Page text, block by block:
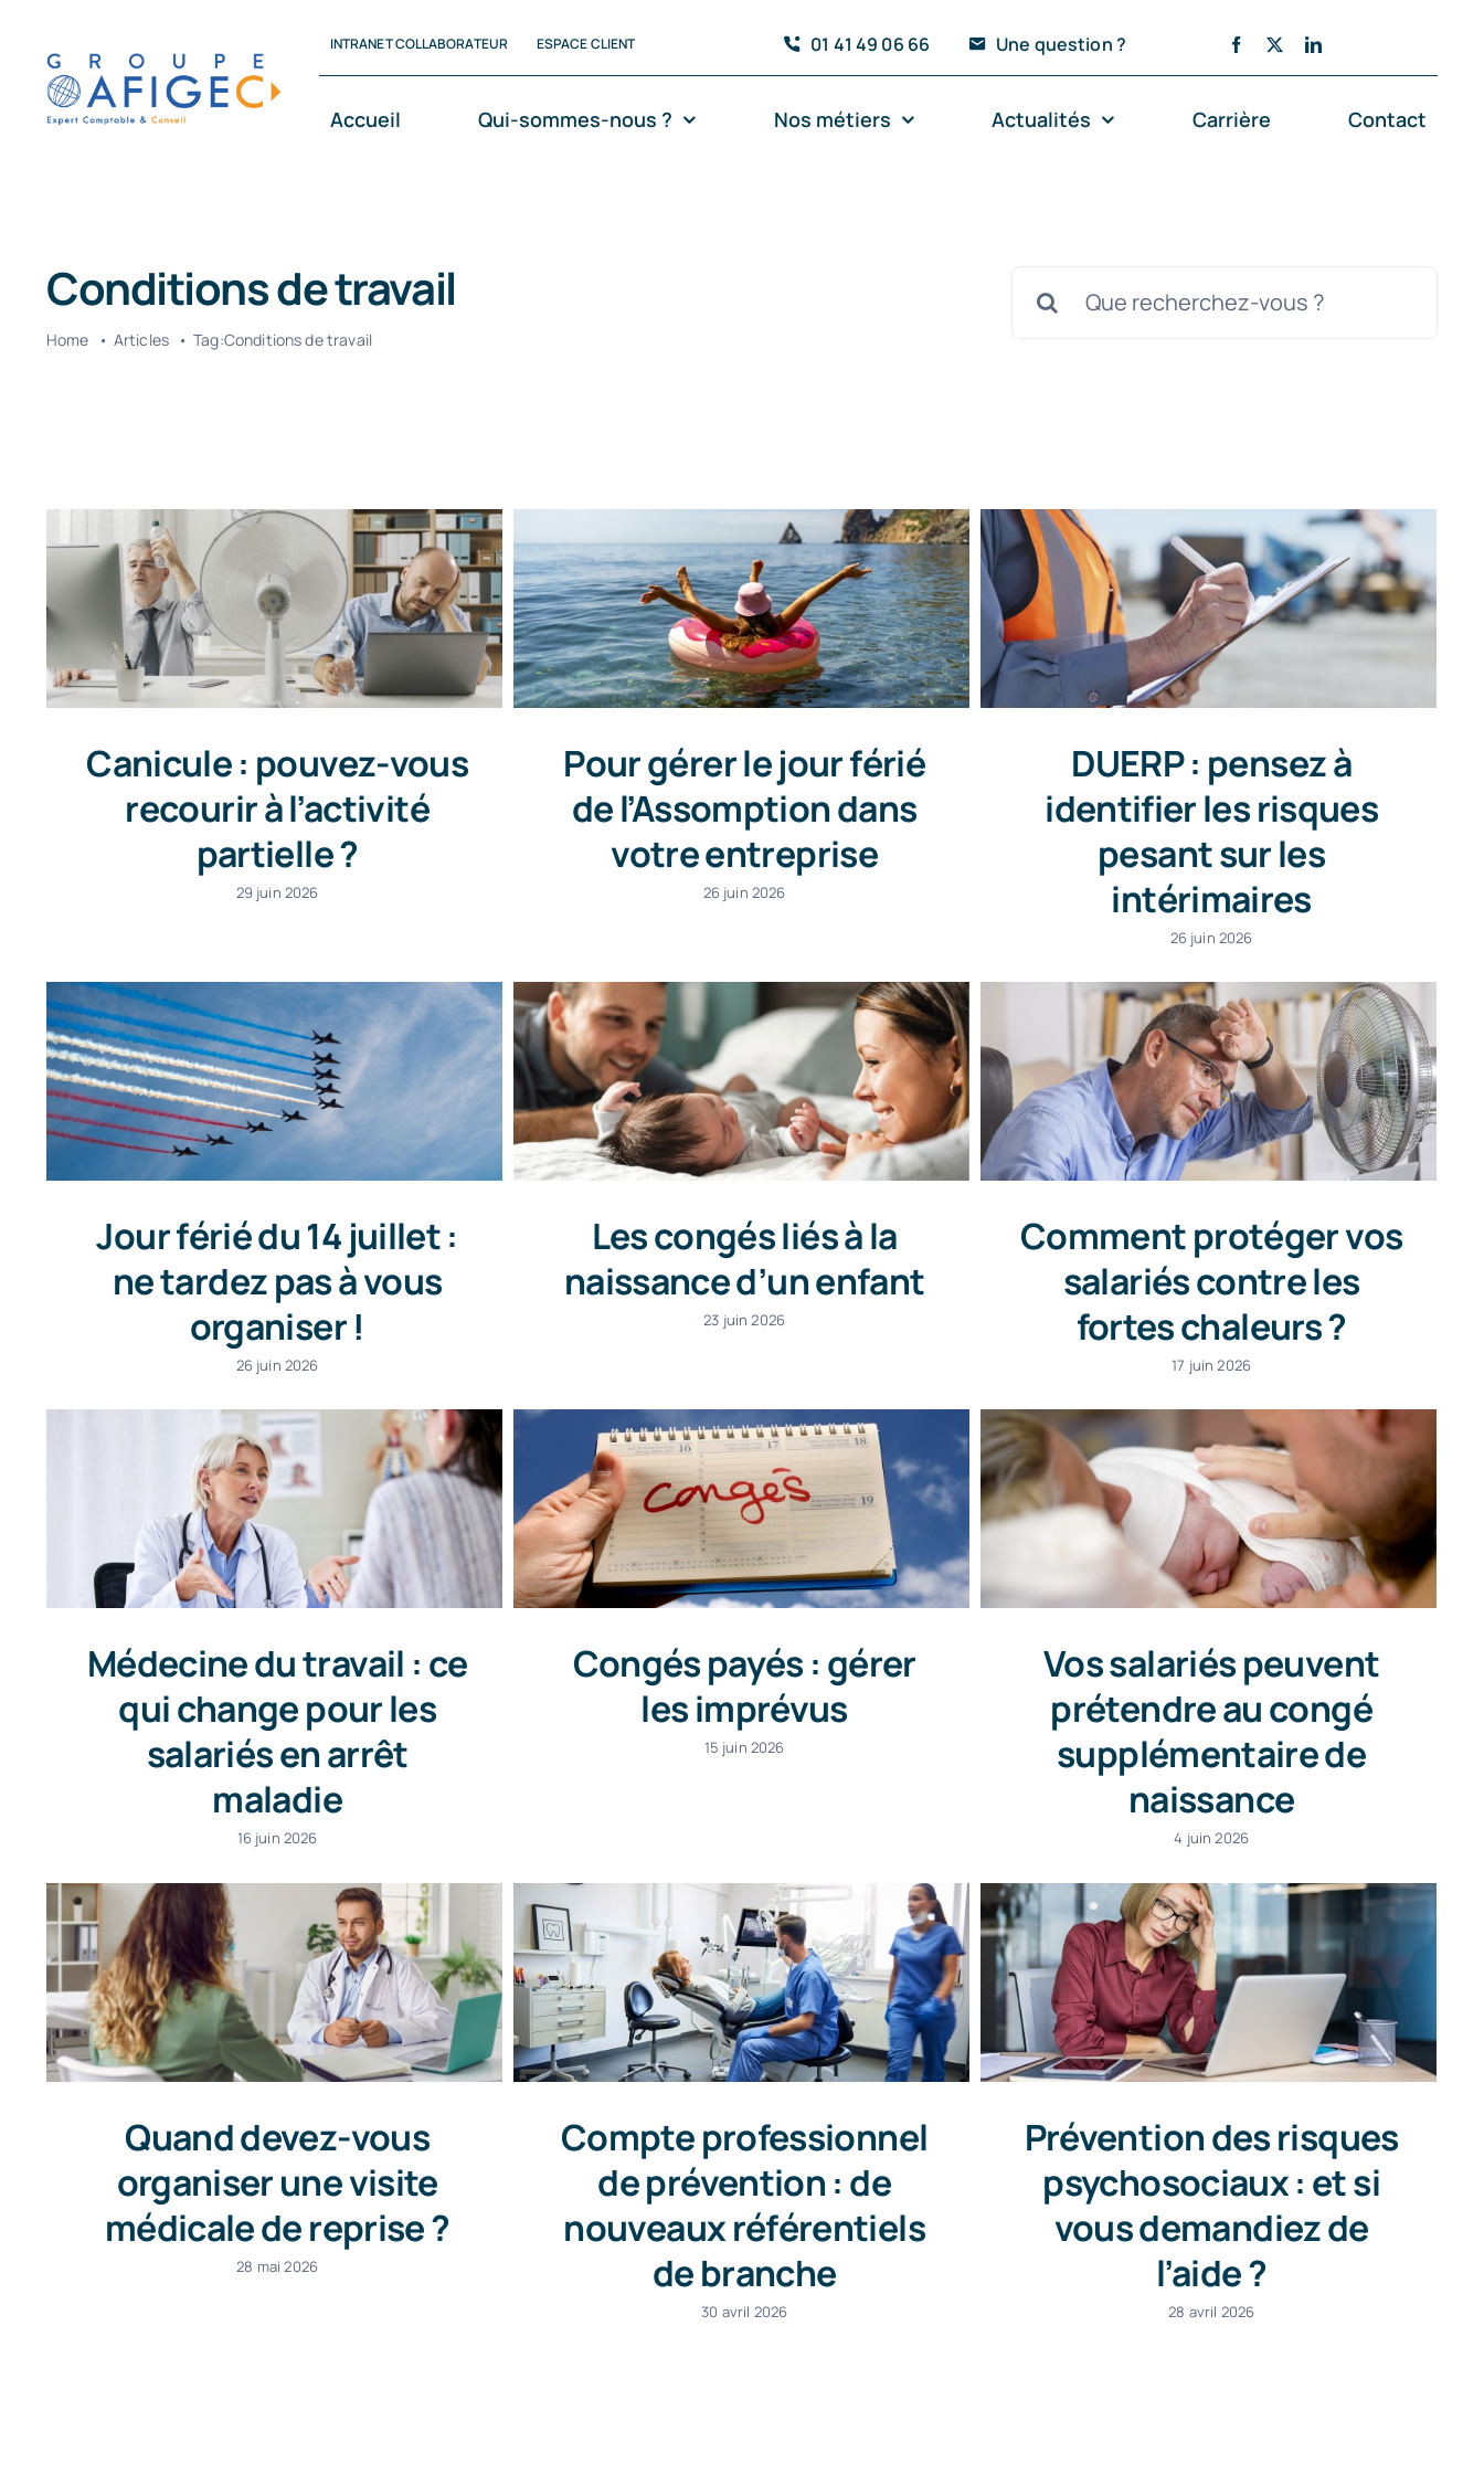
contenu
INTRANET COLLABORATEUR ESPACE CLIENT 01 41 49 06 66 Une question ?
Accueil Qui-sommes-nous ? Nos métiers Actualités Carrière Contact
Conditions de travail
Home Articles Tag:Conditions de travail
Canicule : pouvez-vous
recourir à l’activité
partielle ?
29 juin 2026
Pour gérer le jour férié
de l’Assomption dans
votre entreprise
26 juin 2026
DUERP : pensez à
identifier les risques
pesant sur les
intérimaires
26 juin 2026
Jour férié du 14 juillet :
ne tardez pas à vous
organiser !
26 juin 2026
Les congés liés à la
naissance d’un enfant
23 juin 2026
Comment protéger vos
salariés contre les
fortes chaleurs ?
17 juin 2026
Médecine du travail : ce
qui change pour les
salariés en arrêt
maladie
16 juin 2026
Congés payés : gérer
les imprévus
15 juin 2026
Vos salariés peuvent
prétendre au congé
supplémentaire de
naissance
4 juin 2026
Quand devez-vous
organiser une visite
médicale de reprise ?
28 mai 2026
Compte professionnel
de prévention : de
nouveaux référentiels
de branche
30 avril 2026
Prévention des risques
psychosociaux : et si
vous demandiez de
l’aide ?
28 avril 2026